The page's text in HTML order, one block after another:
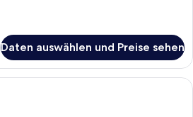
Daten auswählen und Preise sehen
Ein Hotelzimmer mit einem großen